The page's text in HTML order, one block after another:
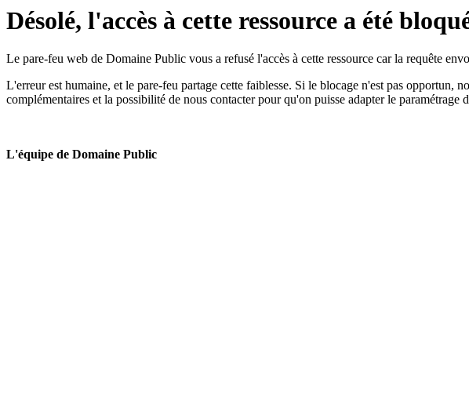
Désolé, l'accès à cette ressource a été
Le pare-feu web de Domaine Public vous a refusé l'accès à cette ressource car la requête
L'erreur est humaine, et le pare-feu partage cette faiblesse. Si le blocage n'est pas opportun,
complémentaires et la possibilité de nous contacter pour qu'on puisse adapter le paramétrage
L'équipe de Domaine Public